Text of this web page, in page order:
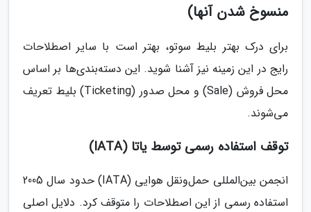
منسوخ شدن آنها)
برای درک بهتر بلیط سوتو، بهتر است با سایر اصطلاحات
رایج در این زمینه نیز آشنا شوید. این دسته‌بندی‌ها بر اساس
محل فروش (Sale) و محل صدور (Ticketing) بلیط تعریف
می‌شوند.
توقف استفاده رسمی توسط یاتا (IATA)
انجمن بین‌المللی حمل‌ونقل هوایی (IATA) حدود سال 2005
استفاده رسمی از این اصطلاحات را متوقف کرد. دلایل اصلی